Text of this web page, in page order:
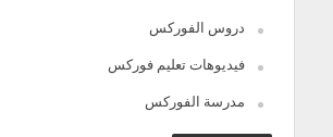
دروس الفوركس
فيديوهات تعليم فوركس
مدرسة الفوركس